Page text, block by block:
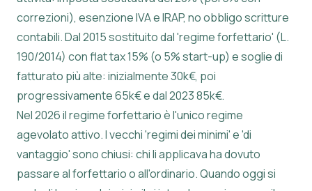
correzioni), esenzione IVA e IRAP, no obbligo scritture
contabili. Dal 2015 sostituito dal 'regime forfettario' (L.
190/2014) con flat tax 15% (o 5% start-up) e soglie di
fatturato più alte: inizialmente 30k€, poi
progressivamente 65k€ e dal 2023 85k€.
Nel 2026 il regime forfettario è l'unico regime
agevolato attivo. I vecchi 'regimi dei minimi' e 'di
vantaggio' sono chiusi: chi li applicava ha dovuto
passare al forfettario o all'ordinario. Quando oggi si